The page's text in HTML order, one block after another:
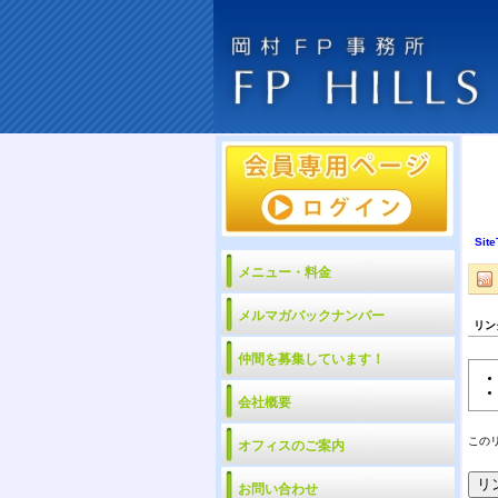
メニュー・料金
メルマガバックナンバー
仲間を募集しています！
会社概要
オフィスのご案内
お問い合わせ
リ
この